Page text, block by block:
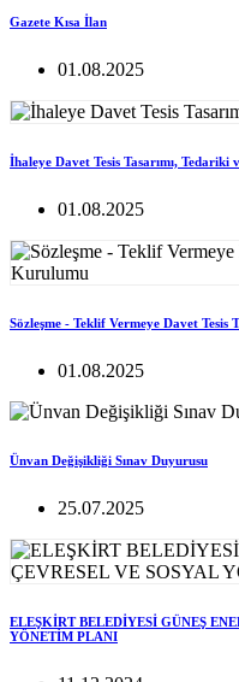
Gazete Kısa İlan
01.08.2025
İhaleye Davet Tesis Tasarımı, Tedariki
01.08.2025
Sözleşme - Teklif Vermeye Davet Tesis
01.08.2025
Ünvan Değişikliği Sınav Duyurusu
25.07.2025
ELEŞKİRT BELEDİYESİ GÜNEŞ
YÖNETİM PLANI